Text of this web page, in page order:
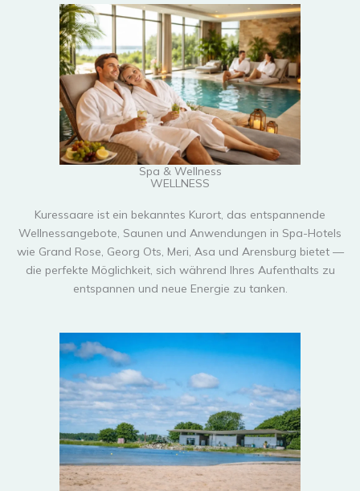
Spa & Wellness
WELLNESS
Kuressaare ist ein bekanntes Kurort, das entspannende
Wellnessangebote, Saunen und Anwendungen in Spa-Hotels
wie Grand Rose, Georg Ots, Meri, Asa und Arensburg bietet —
die perfekte Möglichkeit, sich während Ihres Aufenthalts zu
entspannen und neue Energie zu tanken.